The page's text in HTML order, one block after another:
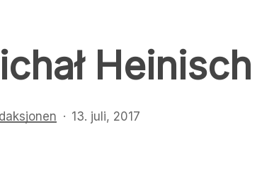
Heinisch
13. juli, 2017